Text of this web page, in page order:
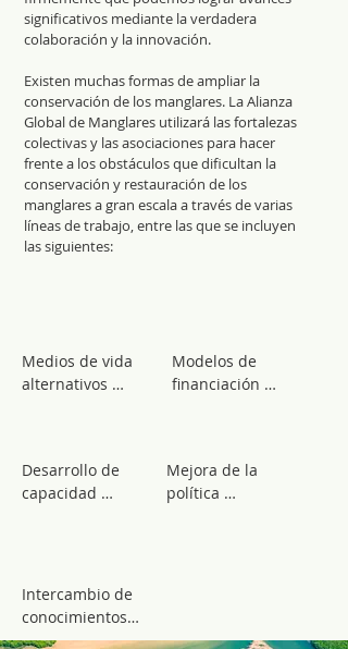
significativos mediante la verdadera
colaboración y la innovación.
Existen muchas formas de ampliar la
conservación de los manglares. La Alianza
Global de Manglares utilizará las fortalezas
colectivas y las asociaciones para hacer
frente a los obstáculos que dificultan la
conservación y restauración de los
manglares a gran escala a través de varias
líneas de trabajo, entre las que se incluyen
las siguientes:
Medios de vida
alternativos
medios de vida
complementarios
cartera de
opciones
ampliables de
Desarrollo de
capacidad
sobre las
mejores
prácticas, los
Modelos de
financiación
locales
conozcan las
ellas, los
Mejora de la
política
Intercambio de
conocimientos